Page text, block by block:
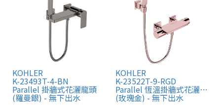
KOHLER
K-23493T-4-BN
Parallel 掛牆式花灑龍頭
(羅曼銀) - 無下出水
KOHLER
K-23522T-9-RGD
Parallel 恆溫掛牆式花灑龍頭
(玫瑰金) - 無下出水